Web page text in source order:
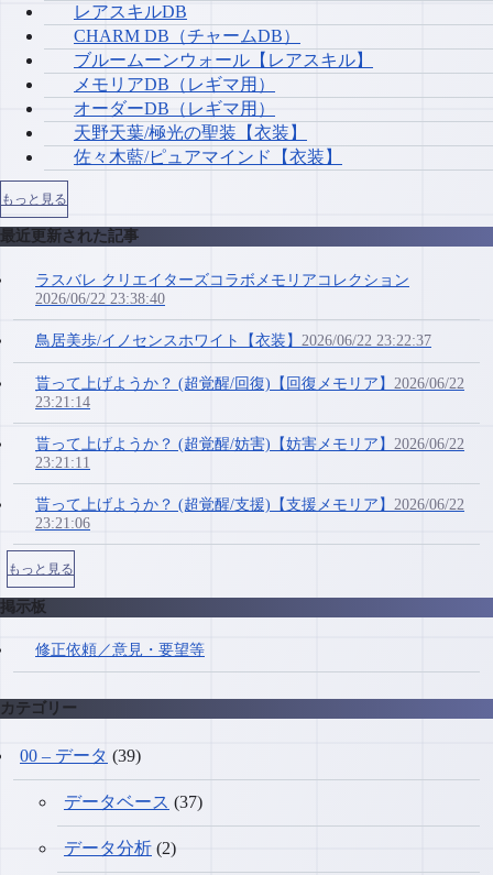
レアスキルDB
CHARM DB（チャームDB）
ブルームーンウォール【レアスキル】
メモリアDB（レギマ用）
オーダーDB（レギマ用）
天野天葉/極光の聖装【衣装】
佐々木藍/ピュアマインド【衣装】
もっと見る
最近更新された記事
ラスバレ クリエイターズコラボメモリアコレクション
2026/06/22 23:38:40
鳥居美歩/イノセンスホワイト【衣装】 2026/06/22 23:22:37
貰って上げようか？ (超覚醒/回復)【回復メモリア】 2026/06/22
23:21:14
貰って上げようか？ (超覚醒/妨害)【妨害メモリア】 2026/06/22
23:21:11
貰って上げようか？ (超覚醒/支援)【支援メモリア】 2026/06/22
23:21:06
もっと見る
掲示板
修正依頼／意見・要望等
カテゴリー
00 – データ (39)
データベース (37)
データ分析 (2)